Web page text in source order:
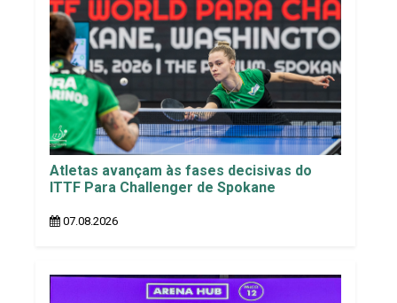
Atletas avançam às fases decisivas do
ITTF Para Challenger de Spokane
07.08.2026